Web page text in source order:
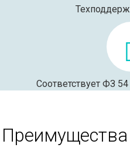
Соответствует ФЗ